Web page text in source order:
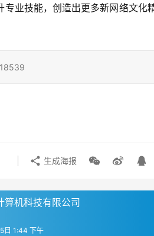
业技能，创造出更多新网络文化
生成海报
算机科技有限公司
日 1:44 下午